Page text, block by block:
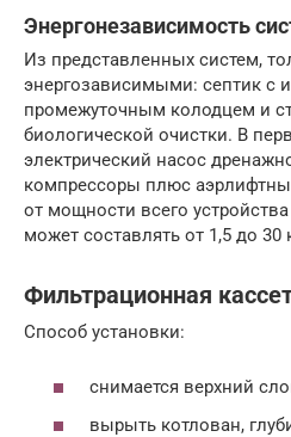
Энергонезависимость
Из представленных систем,
энергозависимыми: септик с
промежуточным колодцем и
биологической очистки. В
электрический насос
компрессоры плюс
от мощности всего
может составлять от 1,5 до 30
Фильтрационная
Способ установки:
снимается верхний
вырыть котлован,